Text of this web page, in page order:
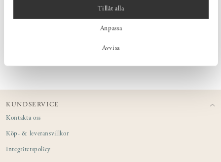
Tillåt alla
Anpassa
Avvisa
KUNDSERVICE
Kontakta oss
Köp- & leveransvillkor
Integritetspolicy